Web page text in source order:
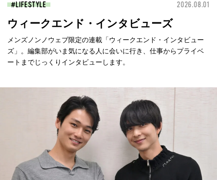
LIFESTYLE 2026.08.01
ウィークエンド・インタビューズ
メンズノンノウェブ限定の連載「ウィークエンド・インタビュー
ズ」。編集部がいま気になる人に会いに行き、仕事からプライベ
ートまでじっくりインタビューします。